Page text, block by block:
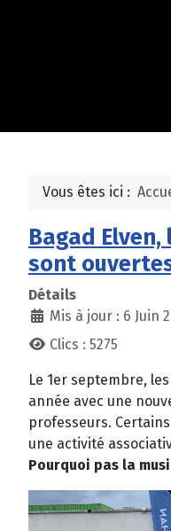
Vous êtes ici :
Bagad
sont
Détails
Mis à jour : 6 Juin
Clics : 5275
Le 1er septembre,
année avec une
professeurs.
une activité
Pourquoi pas la